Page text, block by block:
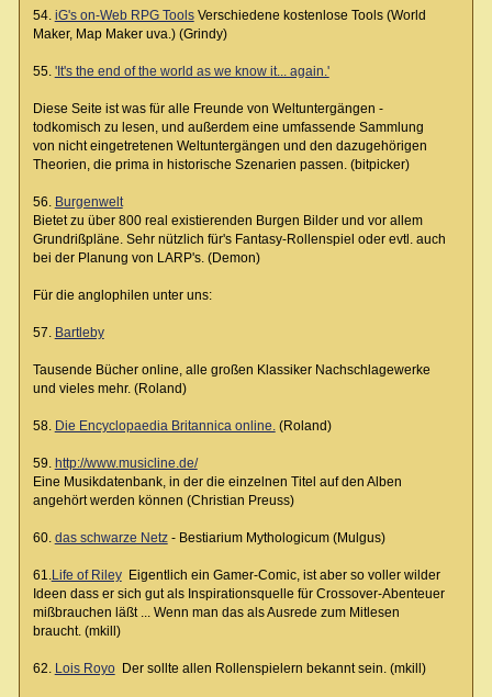
54. iG's on-Web RPG ToolsVerschiedene kostenlose Tools (World
Maker, Map Maker uva.) (Grindy)
55. 'It's the end of the world as we know it... again.'
Diese Seite ist was für alle Freunde von Weltuntergängen -
todkomisch zu lesen, und außerdem eine umfassende Sammlung
von nicht eingetretenen Weltuntergängen und den dazugehörigen
Theorien, die prima in historische Szenarien passen. (bitpicker)
56. Burgenwelt
Bietet zu über 800 real existierenden Burgen Bilder und vor allem
Grundrißpläne. Sehr nützlich für's Fantasy-Rollenspiel oder evtl. auch
bei der Planung von LARP's. (Demon)
Für die anglophilen unter uns:
57. Bartleby
Tausende Bücher online, alle großen Klassiker Nachschlagewerke
und vieles mehr. (Roland)
58. Die Encyclopaedia Britannica online.(Roland)
59. http://www.musicline.de/
Eine Musikdatenbank, in der die einzelnen Titel auf den Alben
angehört werden können (Christian Preuss)
60. das schwarze Netz- Bestiarium Mythologicum (Mulgus)
61.Life of RileyEigentlich ein Gamer-Comic, ist aber so voller wilder
Ideen dass er sich gut als Inspirationsquelle für Crossover-Abenteuer
mißbrauchen läßt ... Wenn man das als Ausrede zum Mitlesen
braucht. (mkill)
62. Lois RoyoDer sollte allen Rollenspielern bekannt sein. (mkill)